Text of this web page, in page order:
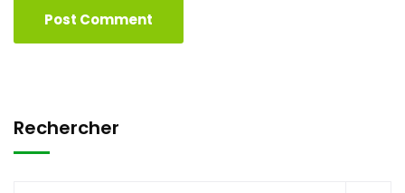
Rechercher